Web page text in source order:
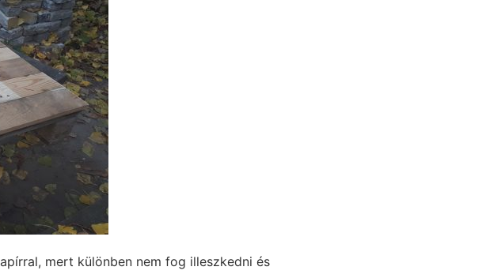
mert különben nem fog illeszkedni és